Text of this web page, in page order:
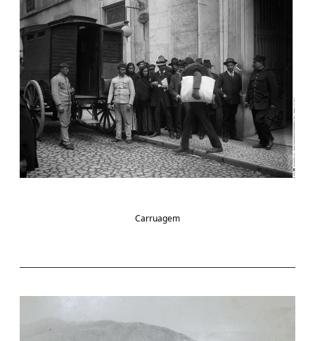
Carruagem